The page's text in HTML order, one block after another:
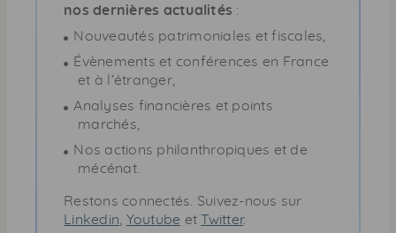
nos dernières actualités :
Nouveautés patrimoniales et fiscales,
Évènements et conférences en France
et à l’étranger,
Analyses financières et points
marchés,
Nos actions philanthropiques et de
mécénat.
Restons connectés. Suivez-nous sur
Linkedin Youtube etTwitter.